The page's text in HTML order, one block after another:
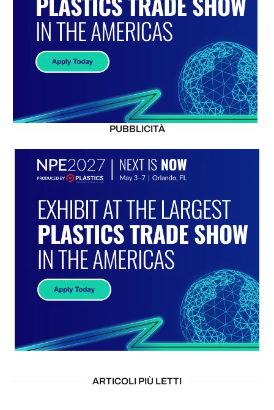
PUBBLICITÀ
ARTICOLI PIÙ LETTI